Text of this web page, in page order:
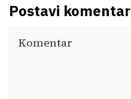
Postavi komentar